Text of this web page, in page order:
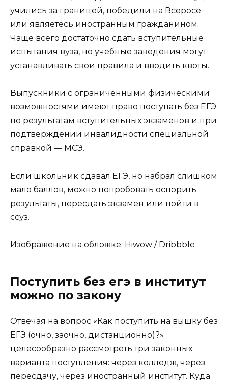
учились за границей, победили на Всеросе
или являетесь иностранным гражданином.
Чаще всего достаточно сдать вступительные
испытания вуза, но учебные заведения могут
устанавливать свои правила и вводить квоты.
Выпускники с ограниченными физическими
возможностями имеют право поступать без ЕГЭ
по результатам вступительных экзаменов и при
подтверждении инвалидности специальной
справкой — МСЭ.
Если школьник сдавал ЕГЭ, но набрал слишком
мало баллов, можно попробовать оспорить
результаты, пересдать экзамен или пойти в
ссуз.
Изображение на обложке: Hiwow / Dribbble
Поступить без егэ в институт
можно по закону
Отвечая на вопрос «Как поступить на вышку без
ЕГЭ (очно, заочно, дистанционно)?»
целесообразно рассмотреть три законных
варианта поступления: через колледж, через
пересдачу, через иностранный институт. Куда